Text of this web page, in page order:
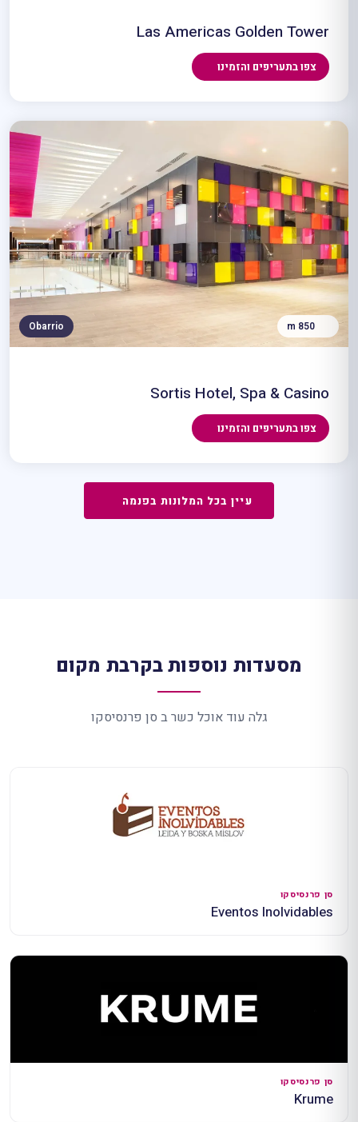
Las Americas Golden Tower
צפו בתעריפים והזמינו
Obarrio
Sortis Hotel, Spa & Casino
צפו בתעריפים והזמינו
עיין בכל המלונות בפנמה
מסעדות נוספות בקרבת מקום
גלה עוד אוכל כשר ב סן פרנסיסקו
סן פרנסיסקו
Eventos Inolvidables
סן פרנסיסקו
Krume